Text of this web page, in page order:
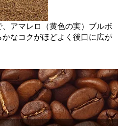
アマレロ（黄色の実）ブルボ
なコクがほどよく後口に広が